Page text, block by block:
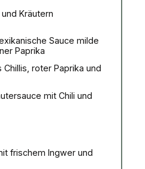
Kräutern
Sauce milde
Paprika
Chillis, roter Paprika und
mit Chili und
frischem Ingwer und